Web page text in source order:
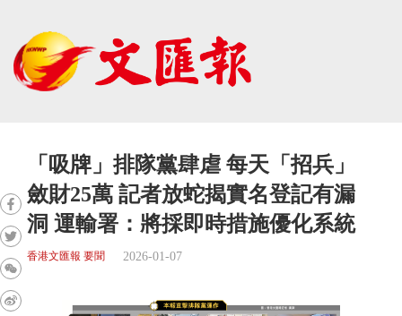
「吸牌」排隊黨肆虐 每天「招兵」
斂財25萬 記者放蛇揭實名登記有漏
洞 運輸署：將採即時措施優化系統
香港文匯報 要聞 2026-01-07